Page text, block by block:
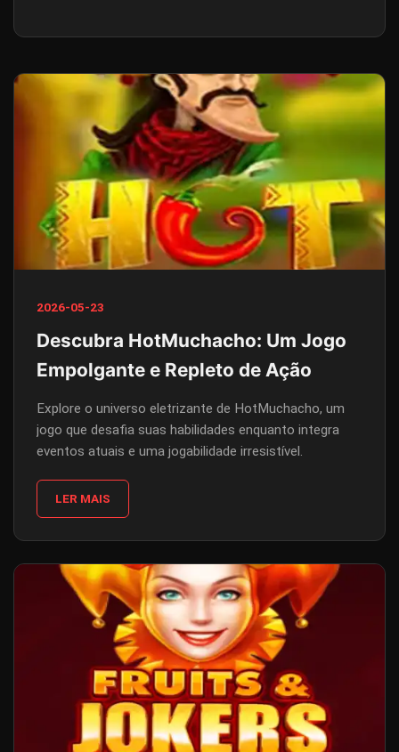
2026-05-23
Descubra HotMuchacho: Um Jogo
Empolgante e Repleto de Ação
Explore o universo eletrizante de HotMuchacho, um
jogo que desafia suas habilidades enquanto integra
eventos atuais e uma jogabilidade irresistível.
LER MAIS